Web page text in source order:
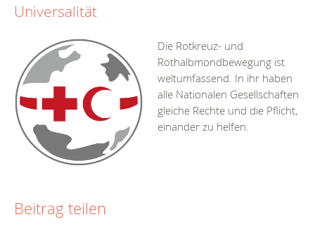
Universalität
Die Rotkreuz- und
Rothalbmondbewegung ist
weltumfassend. In ihr haben
alle Nationalen Gesellschaften
gleiche Rechte und die Pflicht,
einander zu helfen.
Beitrag teilen